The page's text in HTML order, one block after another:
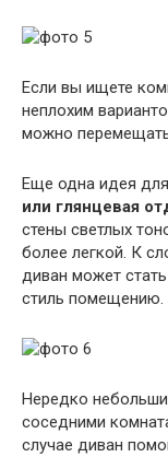
Если вы ищете
неплохим
можно
Еще одна идея
или глянцевая
стены светлых
более легкой. К
диван может
стиль помещению.
Нередко
соседними
случае диван